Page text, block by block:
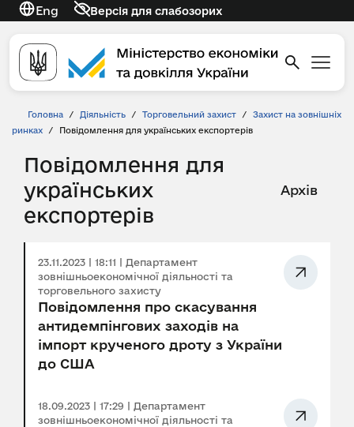
Eng Версія для слабозорих
Головна / Діяльність / Торговельний захист /
Захист на зовнішніх
ринках
/ Повідомлення для українських експортерів
Повідомлення для
українських
експортерів
Архів
23.11.2023 | 18:11 | Департамент
зовнішньоекономічної діяльності та
торговельного захисту
Повідомлення про скасування
антидемпінгових заходів на
імпорт крученого дроту з України
до США
18.09.2023 | 17:29 | Департамент
зовнішньоекономічної діяльності та